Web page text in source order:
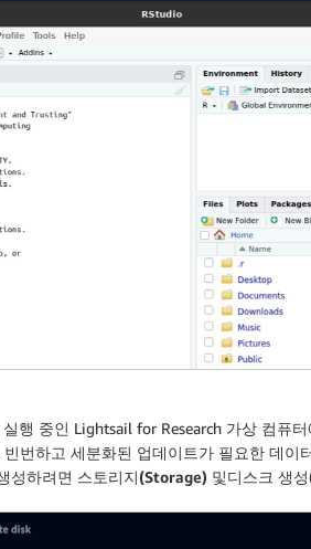
행 중인 Lightsail for Research 가상 컴퓨
번하고 세분화된 업데이트가 필요한 데이
성하려면 스토리지(Storage) 및디스크 생